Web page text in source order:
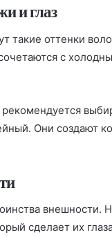
и глаз
такие оттенки
с
Они создают
сделает их